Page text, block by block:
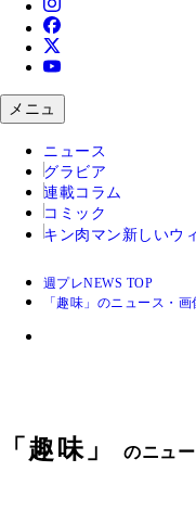
メニュ
ニュース
グラビア
連載コラム
コミック
キン肉マン 新しいウ
週プレNEWS TOP
「趣味」のニュース・
「 趣味 」のニュ